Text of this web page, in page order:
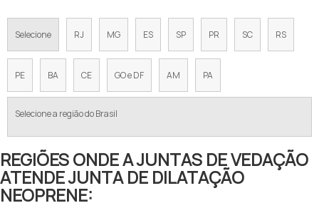
Selecione RJ MG ES SP PR SC RS
PE BA CE GO e DF AM PA
Selecione a região do Brasil
REGIÕES ONDE A JUNTAS DE VEDAÇÃO
ATENDE JUNTA DE DILATAÇÃO
NEOPRENE: